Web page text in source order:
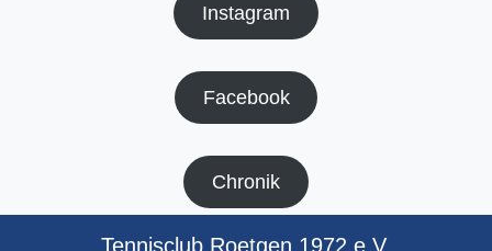
Instagram
Facebook
Chronik
Tennisclub Roetgen 1972 e.V.